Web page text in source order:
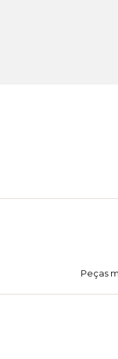
Peças